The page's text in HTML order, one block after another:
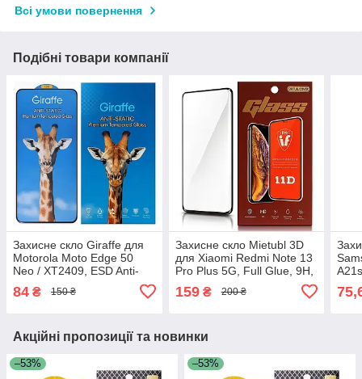
Всі умови повернення
Подібні товари компанії
Захисне скло Giraffe для
Motorola Moto Edge 50
Neo / XT2409, ESD Anti-
чорною рамкою
84 ₴ 150 ₴
Захисне скло Mietubl 3D
для Xiaomi Redmi Note 13
Pro Plus 5G, Full Glue, 9H,
вигнутими краями та
159₴ 200 ₴
Акційні пропозиції та новинки
–53% –53%